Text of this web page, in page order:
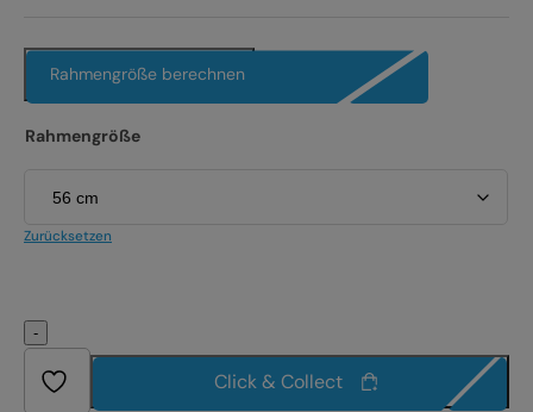
Alle entdecken
Rahmengröße berechnen
Rahmengröße
Zurücksetzen
-
Click & Collect